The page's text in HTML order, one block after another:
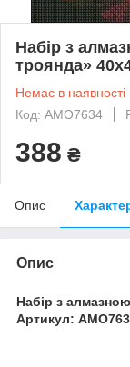
Набір з
троянда»
Немає в наявності
Код: AMO7634
388 ₴
Опис
Опис
Набір з
Артикул: